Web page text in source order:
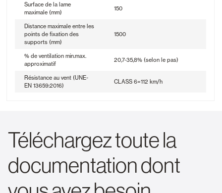
Surface de la lame
maximale (mm)
150
Distance maximale entre les
points de fixation des
supports (mm)
1500
% de ventilation min.max.
approximatif
20,7-35,8% (selon le pas)
Résistance au vent (UNE-
EN 13659:2016)
CLASS 6=112 km/h
Téléchargez toute la
documentation dont